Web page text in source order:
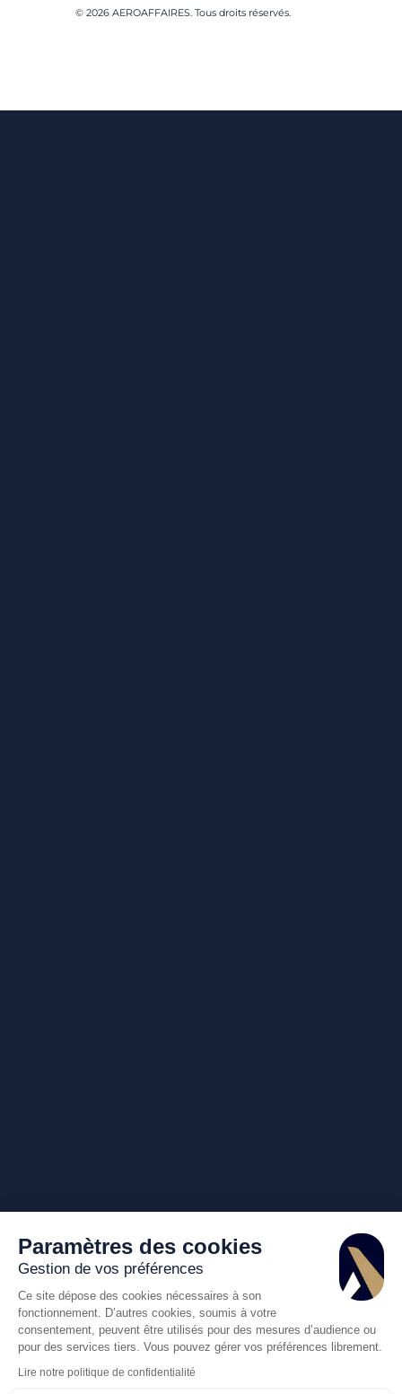
© 2026 AEROAFFAIRES. Tous droits réservés.
Paramètres des cookies
Gestion de vos préférences
Ce site dépose des cookies nécessaires à son
fonctionnement. D’autres cookies, soumis à votre
consentement, peuvent être utilisés pour des mesures d’audience ou
pour des services tiers. Vous pouvez gérer vos préférences librement.
Lire notre politique de confidentialité